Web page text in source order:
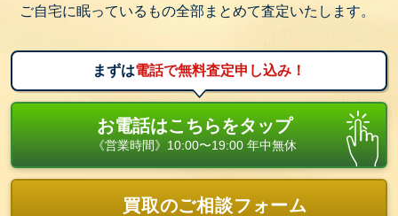
ご自宅に眠っているもの全部まとめて査定いたします。
まずは電話で無料査定申し込み！
お電話はこちらをタップ
《営業時間》10:00〜19:00 年中無休
買取のご相談フォーム